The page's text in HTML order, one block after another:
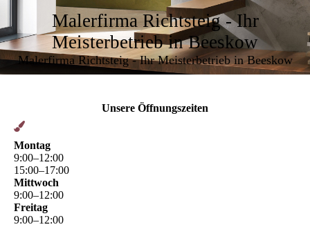
Malerfirma Richtsteig - Ihr
Meisterbetrieb in Beeskow
Malerfirma Richtsteig - Ihr Meisterbetrieb in Beeskow
Unsere Öffnungszeiten
Montag
9:00–12:00
15:00–17:00
Mittwoch
9:00–12:00
Freitag
9:00–12:00